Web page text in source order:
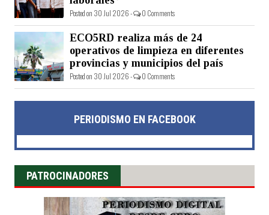
Posted on 30 Jul 2026 - 0 Comments
ECO5RD realiza más de 24
operativos de limpieza en diferentes
provincias y municipios del país
Posted on 30 Jul 2026 - 0 Comments
PERIODISMO EN FACEBOOK
PATROCINADORES